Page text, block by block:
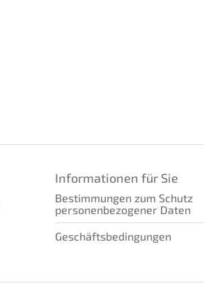
Informationen für Sie
Bestimmungen zum Schutz
personenbezogener Daten
Geschäftsbedingungen